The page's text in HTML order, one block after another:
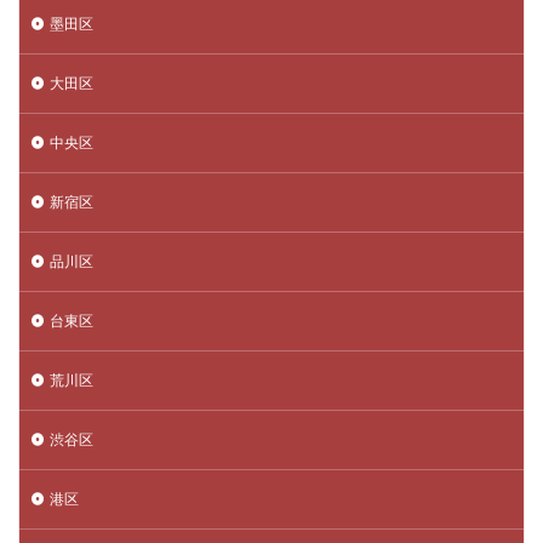
墨田区
大田区
中央区
新宿区
品川区
台東区
荒川区
渋谷区
港区